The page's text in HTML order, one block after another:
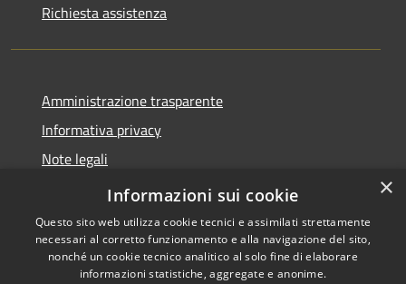
Richiesta assistenza
Amministrazione trasparente
Informativa privacy
Note legali
Dichiarazione di accessibilità
Copyright © 2026 • Comune di
×
Informazioni sui cookie
Questo sito web utilizza cookie tecnici e assimilati strettamente
necessari al corretto funzionamento e alla navigazione del sito,
nonché un cookie tecnico analitico al solo fine di elaborare
informazioni statistiche, aggregate e anonime.